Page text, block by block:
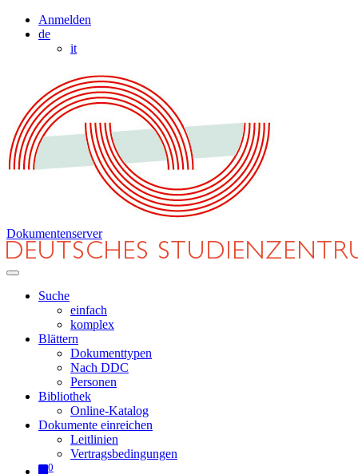
Anmelden
de
it
Dokumentenserver
Suche
einfach
komplex
Blättern
Dokumenttypen
Nach DDC
Personen
Bibliothek
Online-Katalog
Dokumente einreichen
Leitlinien
Vertragsbedingungen
0